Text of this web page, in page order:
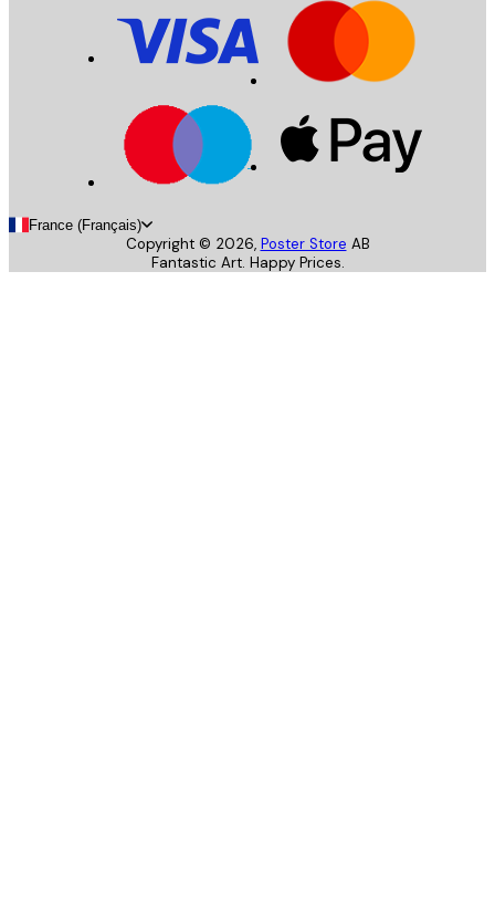
France (Français)
Copyright © 2026, Poster Store AB
Fantastic Art. Happy Prices.